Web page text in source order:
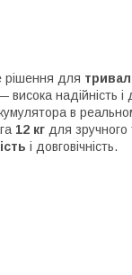
для
висока надійність і
в
12 кг для
і довговічність.